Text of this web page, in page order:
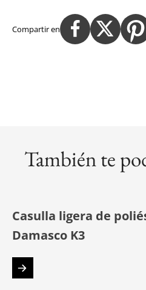
Compartir en
También te
Casulla ligera de
Damasco K3